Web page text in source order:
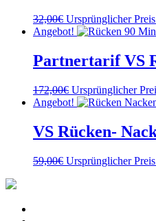
32,00€ Ursprünglicher
Angebot!
Partnertarif VS
172,00€ Ursprünglicher
Angebot!
VS Rücken-
59,00€ Ursprünglicher